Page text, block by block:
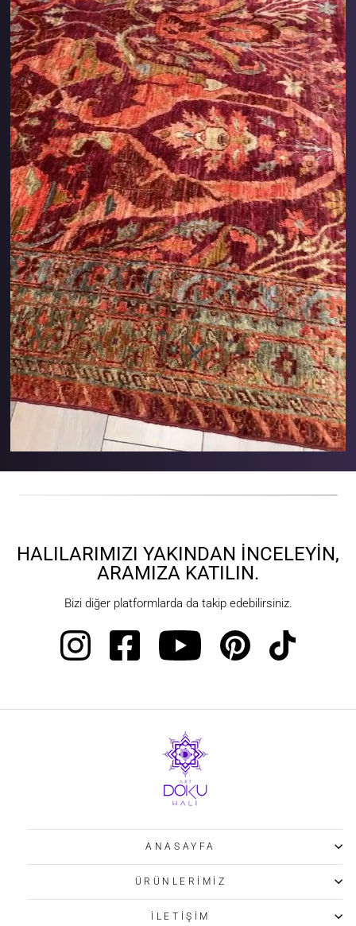
HALILARIMIZI YAKINDAN İNCELEYIN,
ARAMIZA KATILIN.
Bizi diğer platformlarda da takip edebilirsiniz.
ANASAYFA
ÜRÜNLERİMİZ
İLETİŞİM